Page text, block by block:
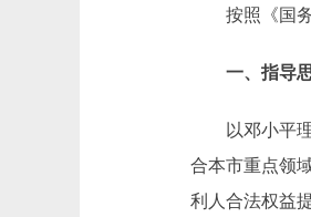
按照《国务
一、指导
以邓小平理
合本市重点领
利人合法权益